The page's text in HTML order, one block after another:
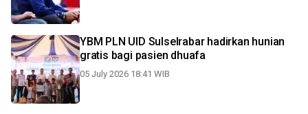
YBM PLN UID Sulselrabar hadirkan hunian
gratis bagi pasien dhuafa
05 July 2026 18:41 WIB